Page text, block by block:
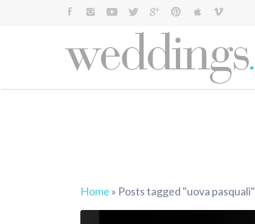
Cerca:
Home » Posts tagged "uova pasquali"